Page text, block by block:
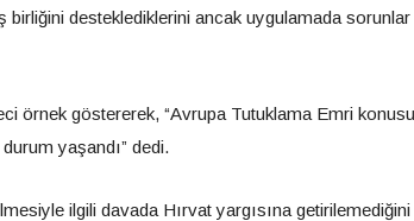
desteklediklerini ancak uygulamada sorunlar
örnek göstererek, “Avrupa Tutuklama Emri
yaşandı” dedi.
ilgili davada Hırvat yargısına getirilemediğini